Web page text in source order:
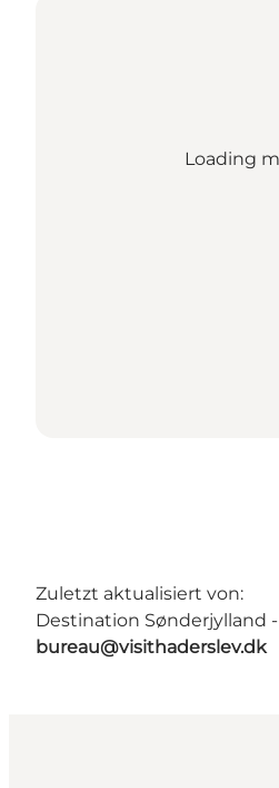
Loading
Zuletzt aktualisiert von:
Destination Sønderjylland
bureau@visithaderslev.dk